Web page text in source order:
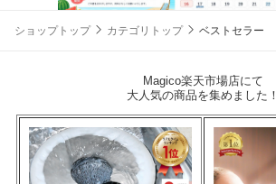
ショップトップ カテゴリトップ ベストセラー
Magico楽天市場店にて
大人気の商品を集めました！